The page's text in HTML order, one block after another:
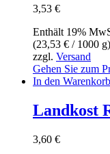
3,53 €
Enthält 19%
(23,53 € / 1000 g)
zzgl. Versand
Gehen Sie zum
In den Warenkorb
Landkost
3,60 €